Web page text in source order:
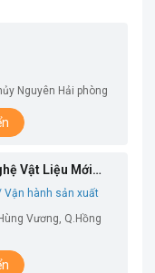
Nguyên Hải phòng
Vật Liệu Mới
Vận hành sản xuất
Vương, Q.Hồng